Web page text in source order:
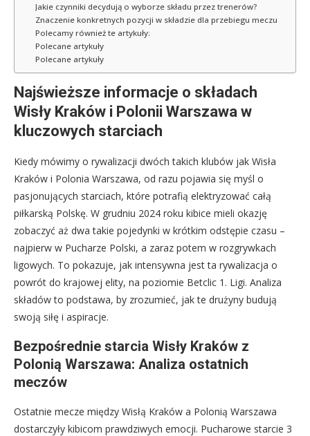
Jakie czynniki decydują o wyborze składu przez trenerów?
Znaczenie konkretnych pozycji w składzie dla przebiegu meczu
Polecamy również te artykuły:
Polecane artykuły
Polecane artykuły
Najświeższe informacje o składach
Wisły Kraków i Polonii Warszawa w
kluczowych starciach
Kiedy mówimy o rywalizacji dwóch takich klubów jak Wisła
Kraków i Polonia Warszawa, od razu pojawia się myśl o
pasjonujących starciach, które potrafią elektryzować całą
piłkarską Polskę. W grudniu 2024 roku kibice mieli okazję
zobaczyć aż dwa takie pojedynki w krótkim odstępie czasu –
najpierw w Pucharze Polski, a zaraz potem w rozgrywkach
ligowych. To pokazuje, jak intensywna jest ta rywalizacja o
powrót do krajowej elity, na poziomie Betclic 1. Ligi. Analiza
składów to podstawa, by zrozumieć, jak te drużyny budują
swoją siłę i aspiracje.
Bezpośrednie starcia Wisły Kraków z
Polonią Warszawa: Analiza ostatnich
meczów
Ostatnie mecze między Wisłą Kraków a Polonią Warszawa
dostarczyły kibicom prawdziwych emocji. Pucharowe starcie 3